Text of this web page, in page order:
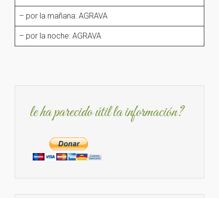
– por la mañana: AGRAVA
– por la noche: AGRAVA
le ha parecido útil la información?